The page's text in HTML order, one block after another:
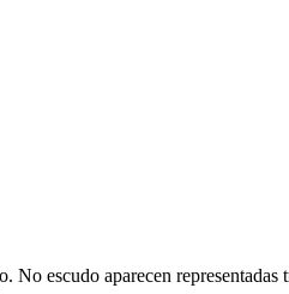
escudo aparecen